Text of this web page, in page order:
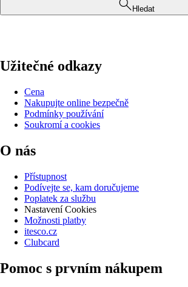
Hledat
Užitečné odkazy
Cena
Nakupujte online bezpečně
Podmínky používání
Soukromí a cookies
O nás
Přístupnost
Podívejte se, kam doručujeme
Poplatek za službu
Nastavení Cookies
Možnosti platby
itesco.cz
Clubcard
Pomoc s prvním nákupem